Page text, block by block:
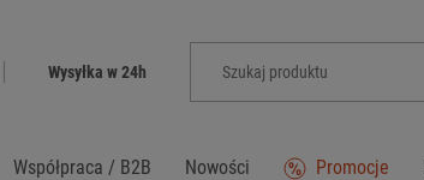
Wysyłka w 24h
Współpraca / B2B Nowości Promocje